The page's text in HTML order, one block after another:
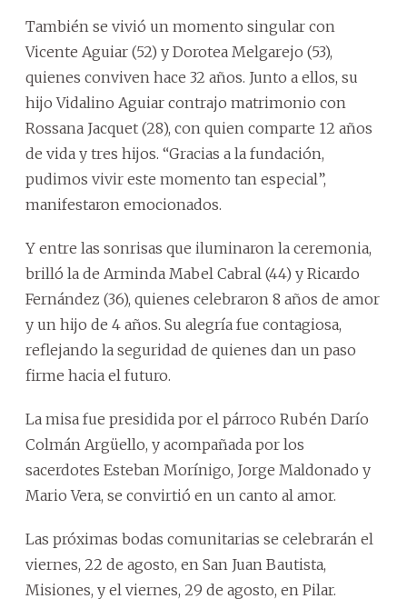
También se vivió un momento singular con
Vicente Aguiar (52) y Dorotea Melgarejo (53),
quienes conviven hace 32 años. Junto a ellos, su
hijo Vidalino Aguiar contrajo matrimonio con
Rossana Jacquet (28), con quien comparte 12 años
de vida y tres hijos. “Gracias a la fundación,
pudimos vivir este momento tan especial”,
manifestaron emocionados.
Y entre las sonrisas que iluminaron la ceremonia,
brilló la de Arminda Mabel Cabral (44) y Ricardo
Fernández (36), quienes celebraron 8 años de amor
y un hijo de 4 años. Su alegría fue contagiosa,
reflejando la seguridad de quienes dan un paso
firme hacia el futuro.
La misa fue presidida por el párroco Rubén Darío
Colmán Argüello, y acompañada por los
sacerdotes Esteban Morínigo, Jorge Maldonado y
Mario Vera, se convirtió en un canto al amor.
Las próximas bodas comunitarias se celebrarán el
viernes, 22 de agosto, en San Juan Bautista,
Misiones, y el viernes, 29 de agosto, en Pilar.